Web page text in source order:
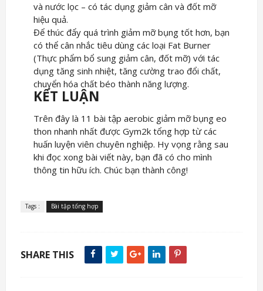
và nước lọc – có tác dụng giảm cân và đốt mỡ
hiệu quả.
Để thúc đẩy quá trình giảm mỡ bụng tốt hơn, bạn
có thể cân nhắc tiêu dùng các loại Fat Burner
(Thực phẩm bổ sung giảm cân, đốt mỡ) với tác
dụng tăng sinh nhiệt, tăng cường trao đổi chất,
chuyển hóa chất béo thành năng lượng.
KẾT LUẬN
Trên đây là 11 bài tập aerobic giảm mỡ bụng eo
thon nhanh nhất được Gym2k tổng hợp từ các
huấn luyện viên chuyên nghiệp. Hy vọng rằng sau
khi đọc xong bài viết này, bạn đã có cho mình
thông tin hữu ích. Chúc bạn thành công!
Tags : Bài tập tổng hợp
SHARE THIS